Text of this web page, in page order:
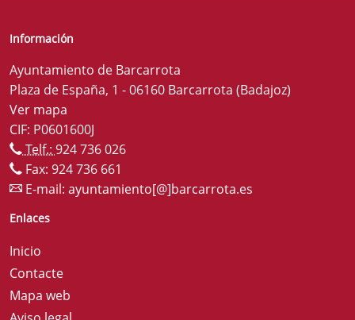
Información
Ayuntamiento de Barcarrota
Plaza de España, 1 - 06160 Barcarrota (Badajoz)
Ver mapa
CIF: P0601600J
Telf.: 924 736 026
Fax: 924 736 661
E-mail: ayuntamiento[@]barcarrota.es
Enlaces
Inicio
Contacte
Mapa web